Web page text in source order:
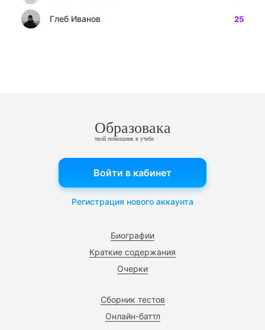
Глеб Иванов 25
Образовака
твой помощник в учебе
Биографии
Краткие содержания
Очерки
Сборник тестов
Онлайн-баттл
Войти в кабинет
Регистрация нового аккаунта